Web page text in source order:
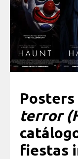
Posters
terror
fiestas